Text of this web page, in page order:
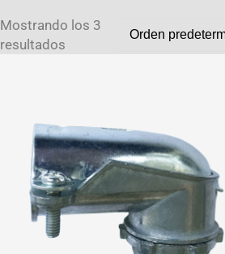
Mostrando los 3
resultados